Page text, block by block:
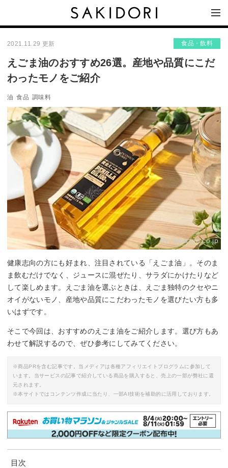
2021.11.29 更新 食品・飲料
えごま油のおすすめ26選。産地や品質にこだ
わったモノをご紹介
油 食品 調味料
By: amazon.co.jp
健康志向の方にも好まれ、注目されている「えごま油」。そのま
ま飲むだけでなく、ジュースに混ぜたり、サラダにかけたりなど
して楽しめます。えごま油を選ぶときは、えごま独特のクセやニ
オイがないモノ、産地や品質にこだわったモノを選びたい方も多
いはずです。
そこで今回は、おすすめのえごま油をご紹介します。選び方もあ
わせて解説するので、ぜひ参考にしてみてください。
※商品PRを含む記事です。当メディアは各種アフィリエイトプログラムに参加して
います。当サービスの記事で紹介している商品を購入すると、売上の一部が弊社に還
元されます。
※本サイトではコンテンツ作成に当たり、一部AI技術を補助的に活用しております。
目次